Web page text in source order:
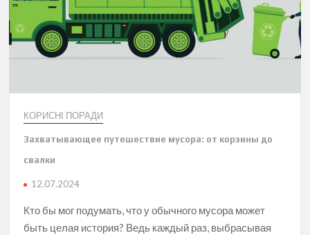
КОРИСНІ ПОРАДИ
Захватывающее путешествие мусора: от корзины до
свалки
12.07.2024
Кто бы мог подумать, что у обычного мусора может
быть целая история? Ведь каждый раз, выбрасывая